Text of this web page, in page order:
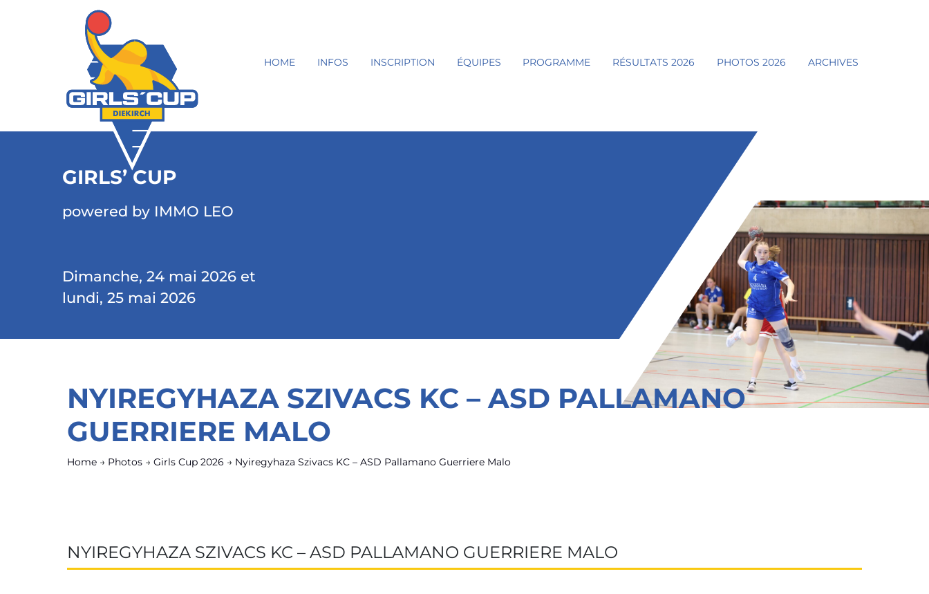
HOME INFOS INSCRIPTION ÉQUIPES PROGRAMME RÉSULTATS 2026 PHOTOS 2026 ARCHIVES
GIRLS’ CUP
powered by IMMO LEO
Dimanche, 24 mai 2026 et
lundi, 25 mai 2026
NYIREGYHAZA SZIVACS KC – ASD PALLAMANO
GUERRIERE MALO
Home → Photos → Girls Cup 2026 → Nyiregyhaza Szivacs KC – ASD Pallamano Guerriere Malo
NYIREGYHAZA SZIVACS KC – ASD PALLAMANO GUERRIERE MALO